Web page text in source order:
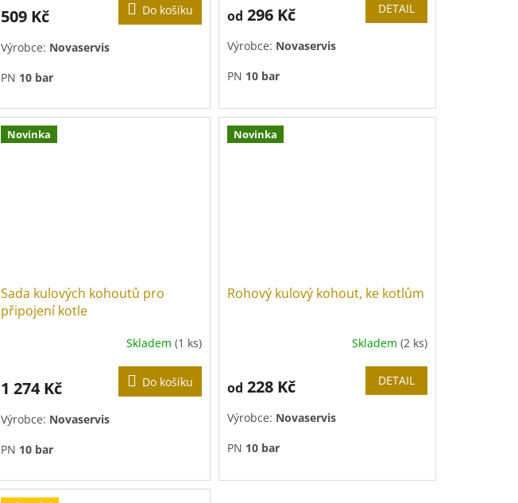
509 Kč Do košíku
Výrobce: Novaservis
PN 10 bar
od 296 Kč DETAIL
Výrobce: Novaservis
PN 10 bar
Novinka
Sada kulových kohoutů pro
připojení kotle
Skladem (1 ks)
1 274 Kč Do košíku
Výrobce: Novaservis
PN 10 bar
Novinka
Rohový kulový kohout, ke kotlům
Skladem (2 ks)
od 228 Kč DETAIL
Výrobce: Novaservis
PN 10 bar